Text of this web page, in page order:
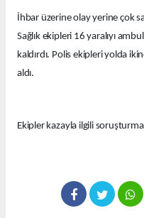
İhbar üzerine olay yerine çok
Sağlık ekipleri 16 yaralıyı
kaldırdı. Polis ekipleri yolda
aldı.
Ekipler kazayla ilgili